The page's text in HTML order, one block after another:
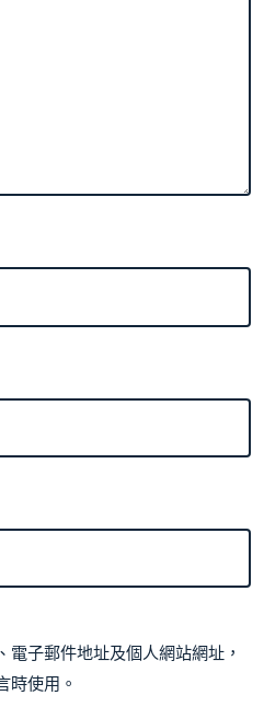
電子郵件地址及個人網站網址，
時使用。